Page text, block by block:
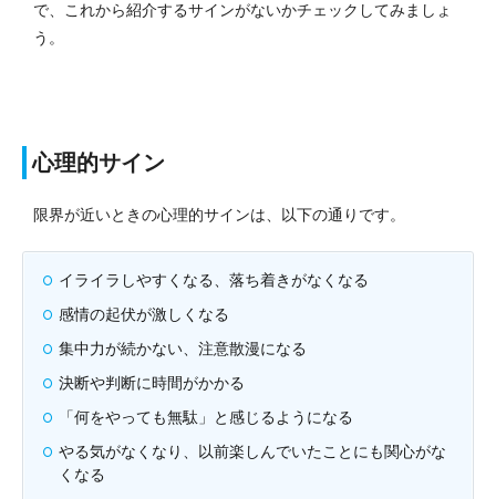
で、これから紹介するサインがないかチェックしてみましょ
う。
心理的サイン
限界が近いときの心理的サインは、以下の通りです。
イライラしやすくなる、落ち着きがなくなる
感情の起伏が激しくなる
集中力が続かない、注意散漫になる
決断や判断に時間がかかる
「何をやっても無駄」と感じるようになる
やる気がなくなり、以前楽しんでいたことにも関心がな
くなる